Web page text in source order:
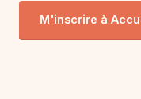
M'inscrire à